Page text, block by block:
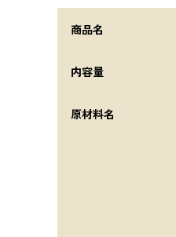
商品名
内容量
原材料名